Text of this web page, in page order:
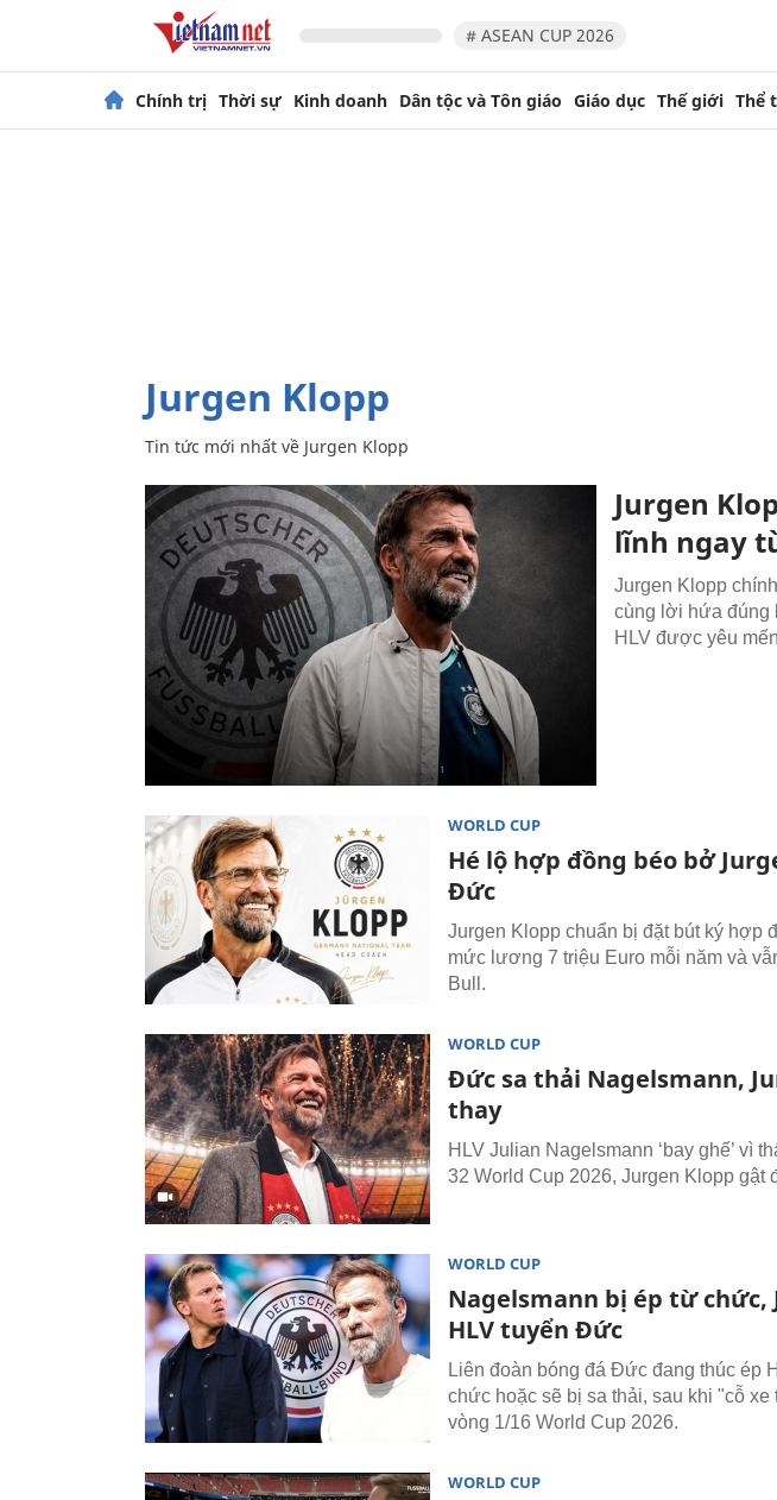
# ASEAN CUP 2026
Chính trị Thời sự Kinh doanh Dân tộc và Tôn giáo Giáo dục Thế giới Thể
Jurgen Klopp
Tin tức mới nhất về Jurgen Klopp
Jurgen
lĩnh ngay
Jurgen Klopp
cùng lời hứa đúng
HLV được yêu
WORLD CUP
Hé lộ hợp đồng béo bở
Đức
Jurgen Klopp chuẩn bị đặt bút ký hợp
mức lương 7 triệu Euro mỗi năm và
Bull.
WORLD CUP
Đức sa thải Nagelsmann,
thay
HLV Julian Nagelsmann ‘bay ghế’ vì
32 World Cup 2026, Jurgen Klopp gật
WORLD CUP
Nagelsmann bị ép từ chức,
HLV tuyển Đức
Liên đoàn bóng đá Đức đang thúc ép
chức hoặc sẽ bị sa thải, sau khi "cỗ
vòng 1/16 World Cup 2026.
WORLD CUP